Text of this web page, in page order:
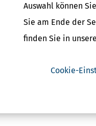
Auswahl können
Sie am Ende der
finden Sie in
Cookie-